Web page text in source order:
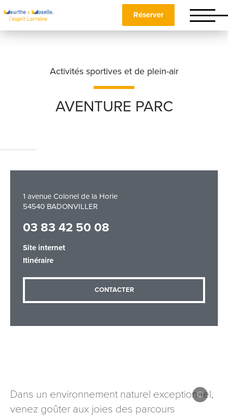
Réserver
Activités sportives et de plein-air
AVENTURE PARC
1 avenue Colonel de la Horie
54540 BADONVILLER
03 83 42 50 08
Site internet
Itinéraire
CONTACTER
Dans un environnement naturel exceptionnel,
venez goûter aux joies des parcours
Prénom*
Les informations recueillies à partir de ce formulaire sont
nécessaires au traitement de votre demande (sauf